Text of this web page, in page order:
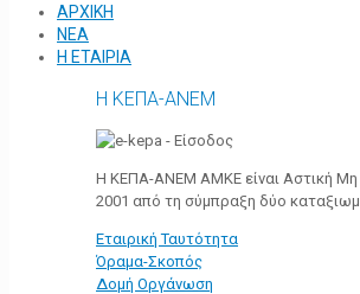
ΑΡΧΙΚΗ
ΝΕΑ
Η ΕΤΑΙΡΙΑ
Η ΚΕΠΑ-ΑΝΕΜ
Η ΚΕΠΑ-ΑΝΕΜ ΑΜΚΕ είναι Αστική Μη
2001 από τη σύμπραξη δύο
Εταιρική Ταυτότητα
Όραμα-Σκοπός
Δομή Οργάνωση